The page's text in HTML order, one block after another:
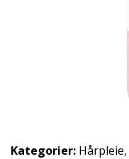
Kategorier: Hårpleie,